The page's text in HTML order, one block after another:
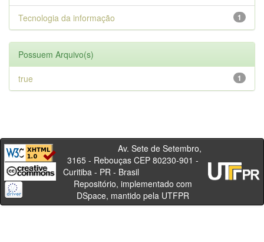
1
Tecnologia da informação
Possuem Arquivo(s)
1
true
Av. Sete de Setembro,
3165 - Rebouças CEP 80230-901 -
Curitiba - PR - Brasil
Repositório, implementado com
DSpace, mantido pela UTFPR